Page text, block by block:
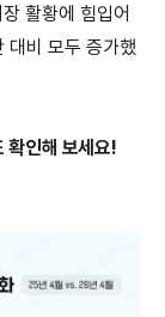
활황에 힘입어
대비 모두 증가했
확인해 보세요!